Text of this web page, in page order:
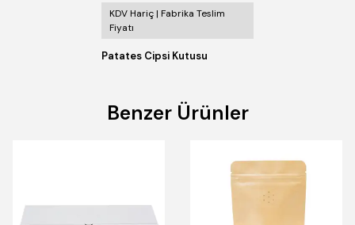
KDV Hariç | Fabrika Teslim
Fiyatı
Patates Cipsi Kutusu
Benzer Ürünler